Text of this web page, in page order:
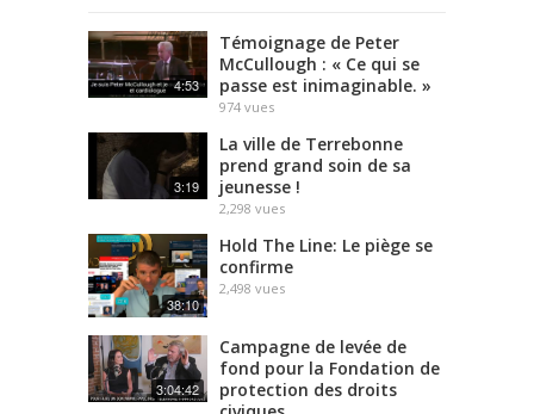
4:53
Témoignage de Peter
McCullough : « Ce qui se
passe est inimaginable. »
974 vues
3:19
La ville de Terrebonne
prend grand soin de sa
jeunesse !
2,298 vues
38:10
Hold The Line: Le piège se
confirme
2,498 vues
3:04:42
Campagne de levée de
fond pour la Fondation de
protection des droits